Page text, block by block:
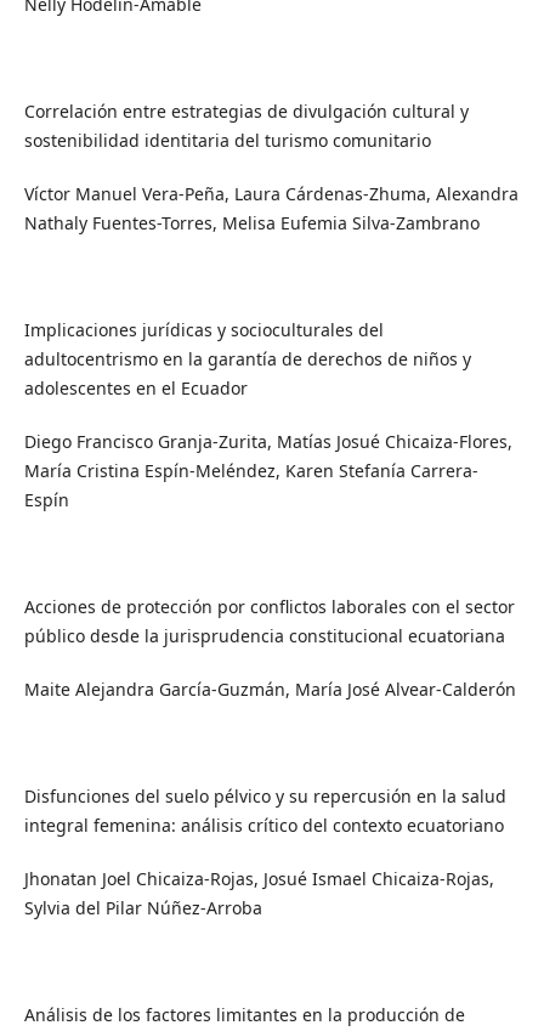
Correlación entre estrategias de divulgación cultural y
sostenibilidad identitaria del turismo comunitario
Víctor Manuel Vera-Peña, Laura Cárdenas-Zhuma, Alexandra
Nathaly Fuentes-Torres, Melisa Eufemia Silva-Zambrano
Implicaciones jurídicas y socioculturales del
adultocentrismo en la garantía de derechos de niños y
adolescentes en el Ecuador
Diego Francisco Granja-Zurita, Matías Josué Chicaiza-Flores,
María Cristina Espín-Meléndez, Karen Stefanía Carrera-
Espín
Acciones de protección por conflictos laborales con el sector
público desde la jurisprudencia constitucional ecuatoriana
Maite Alejandra García-Guzmán, María José Alvear-Calderón
Disfunciones del suelo pélvico y su repercusión en la salud
integral femenina: análisis crítico del contexto ecuatoriano
Jhonatan Joel Chicaiza-Rojas, Josué Ismael Chicaiza-Rojas,
Sylvia del Pilar Núñez-Arroba
Análisis de los factores limitantes en la producción de